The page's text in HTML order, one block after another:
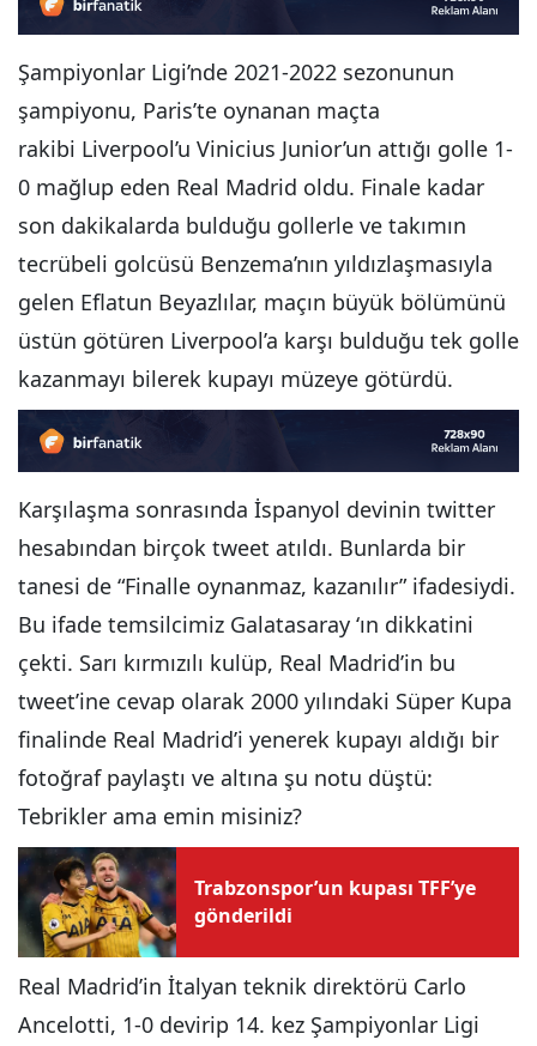
Şampiyonlar Ligi’nde 2021-2022 sezonunun
şampiyonu, Paris’te oynanan maçta
rakibi Liverpool’u Vinicius Junior’un attığı golle 1-
0 mağlup eden Real Madrid oldu. Finale kadar
son dakikalarda bulduğu gollerle ve takımın
tecrübeli golcüsü Benzema’nın yıldızlaşmasıyla
gelen Eflatun Beyazlılar, maçın büyük bölümünü
üstün götüren Liverpool’a karşı bulduğu tek golle
kazanmayı bilerek kupayı müzeye götürdü.
Karşılaşma sonrasında İspanyol devinin twitter
hesabından birçok tweet atıldı. Bunlarda bir
tanesi de “Finalle oynanmaz, kazanılır” ifadesiydi.
Bu ifade temsilcimiz Galatasaray ‘ın dikkatini
çekti. Sarı kırmızılı kulüp, Real Madrid’in bu
tweet’ine cevap olarak 2000 yılındaki Süper Kupa
finalinde Real Madrid’i yenerek kupayı aldığı bir
fotoğraf paylaştı ve altına şu notu düştü:
Tebrikler ama emin misiniz?
Trabzonspor’un kupası TFF’ye
gönderildi
Real Madrid’in İtalyan teknik direktörü Carlo
Ancelotti, 1-0 devirip 14. kez Şampiyonlar Ligi